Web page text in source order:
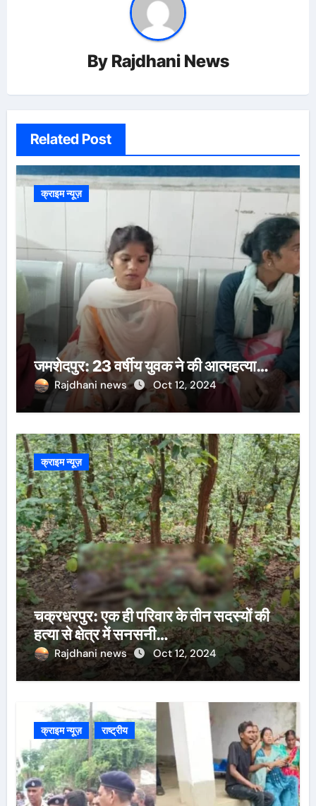
By Rajdhani News
Related Post
क्राइम न्यूज़
जमशेदपुर: 23 वर्षीय युवक ने की आत्महत्या…
Rajdhani news Oct 12, 2024
क्राइम न्यूज़
चक्रधरपुर: एक ही परिवार के तीन सदस्यों की
हत्या से क्षेत्र में सनसनी…
Rajdhani news Oct 12, 2024
क्राइम न्यूज़ राष्ट्रीय